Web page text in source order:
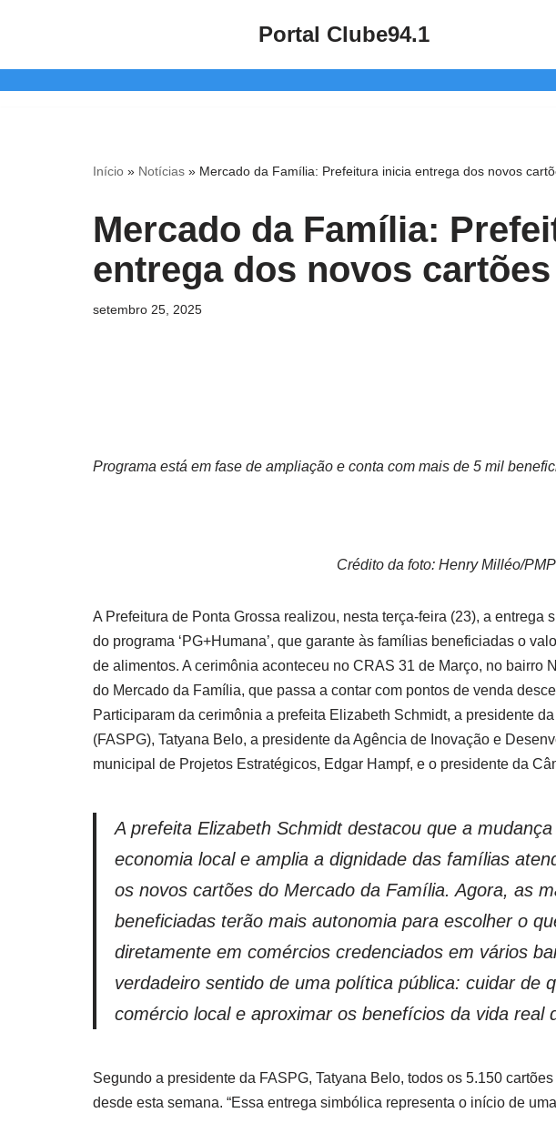
Portal Clube94.1
Início » Notícias » Mercado da Família: Prefeitura inicia entrega dos novos
Mercado da Família:
entrega dos novos cartões
setembro 25, 2025
Programa está em fase de ampliação e conta com mais de 5 mil
Crédito da foto: Henry Milléo/
A Prefeitura de Ponta Grossa realizou, nesta terça-feira (23), a entrega
do programa ‘PG+Humana’, que garante às famílias beneficiadas o
de alimentos. A cerimônia aconteceu no CRAS 31 de Março, no bairro
do Mercado da Família, que passa a contar com pontos de venda
Participaram da cerimônia a prefeita Elizabeth Schmidt, a presidente
(FASPG), Tatyana Belo, a presidente da Agência de Inovação e
municipal de Projetos Estratégicos, Edgar Hampf, e o presidente da
A prefeita Elizabeth Schmidt destacou que a
economia local e amplia a dignidade das famílias
os novos cartões do Mercado da Família. Agora, as
beneficiadas terão mais autonomia para escolher o
diretamente em comércios credenciados em vários
verdadeiro sentido de uma política pública: cuidar de
comércio local e aproximar os benefícios da vida real
Segundo a presidente da FASPG, Tatyana Belo, todos os 5.150
desde esta semana. “Essa entrega simbólica representa o início de